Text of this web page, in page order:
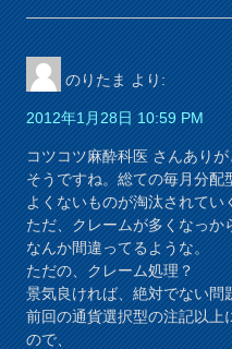
のりたま より:
2012年1月28日 10:59 PM
コツコツ麻酔科医 さんあり
そうですね。総ての毎月分配
よくないものが淘汰されてい
ただ、クレームが多くなっか
なんか間違ってるような。
ただの、クレーム処理？
景気良ければ、絶対でない問
前回の通貨選択型の注記以
ので、